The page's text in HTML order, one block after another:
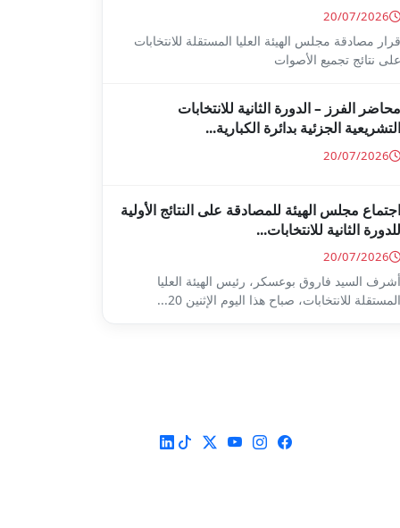
20/07/2026
قرار مصادقة مجلس الهيئة العليا المستقلة للانتخابات
على نتائج تجميع الأصوات
محاضر الفرز – الدورة الثانية للانتخابات
التشريعية الجزئية بدائرة الكبارية...
20/07/2026
اجتماع مجلس الهيئة للمصادقة على النتائج الأولية
للدورة الثانية للانتخابات...
20/07/2026
أشرف السيد فاروق بوعسكر، رئيس الهيئة العليا
المستقلة للانتخابات، صباح هذا اليوم الإثنين 20...